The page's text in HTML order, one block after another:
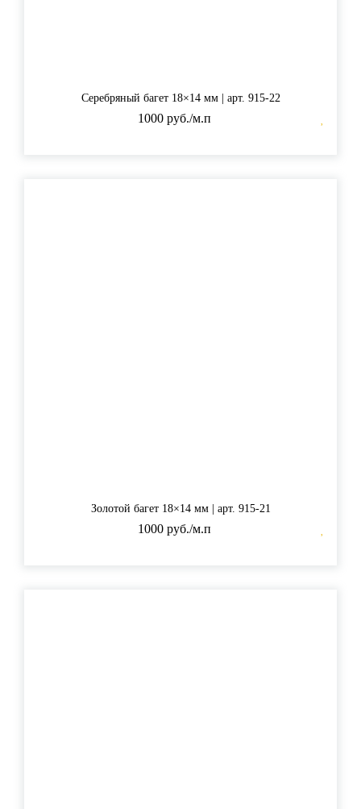
Серебряный багет 18×14 мм | арт. 915-22
1000 руб./м.п
Золотой багет 18×14 мм | арт. 915-21
1000 руб./м.п